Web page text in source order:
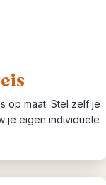
op maat. Stel zelf je
je eigen individuele